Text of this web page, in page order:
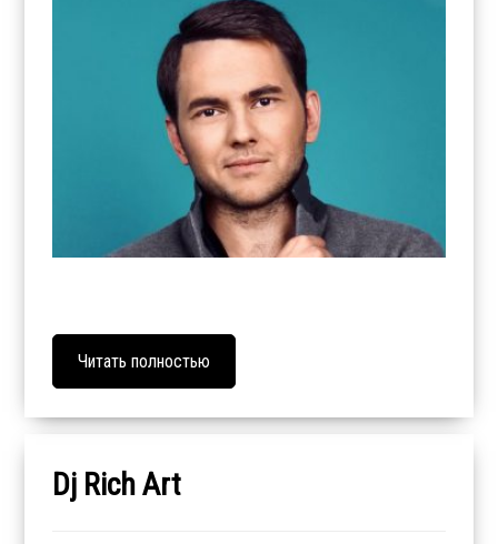
Читать полностью
Dj Rich Art